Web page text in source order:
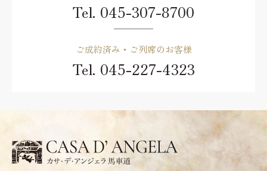
Tel. 045-307-8700
ご成約済み・ご列席のお客様
Tel. 045-227-4323